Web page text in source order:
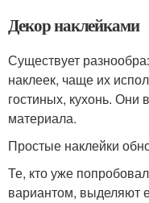
Декор наклейками
Существует
наклеек, чаще их
гостиных, кухонь.
материала.
Простые наклейки
Те, кто уже
вариантом, выделяют